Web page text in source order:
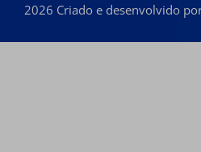
2026 Criado e desenvolvido